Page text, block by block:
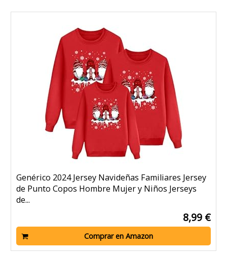
Genérico 2024 Jersey Navideñas Familiares Jersey
de Punto Copos Hombre Mujer y Niños Jerseys
de...
8,99 €
Comprar en Amazon